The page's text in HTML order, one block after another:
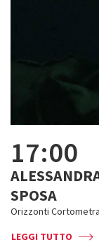
17:00
SPOSA
Orizzonti
LEGGI TUTTO